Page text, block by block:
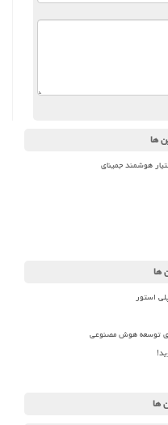
ها
هوشمند جمینای
ها
استور
توسعه هوش مصنوعی
ها